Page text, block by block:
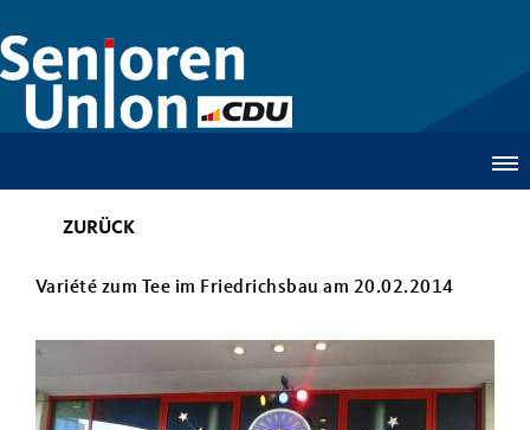
ZURÜCK
Variété zum Tee im Friedrichsbau am 20.02.2014